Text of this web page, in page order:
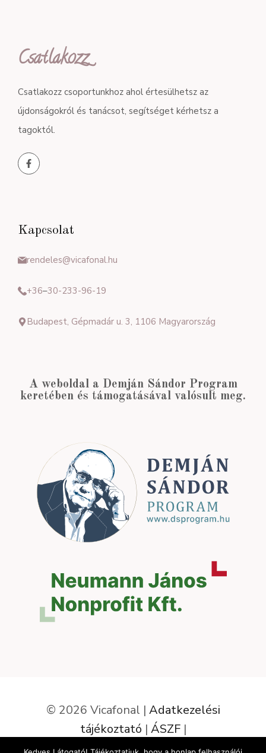
Csatlakozz
Csatlakozz csoportunkhoz ahol értesülhetsz az
újdonságokról és tanácsot, segítséget kérhetsz a
tagoktól.
Kapcsolat
rendeles@vicafonal.hu
+36–30-233-96-19
Budapest, Gépmadár u. 3, 1106 Magyarország
A weboldal a Demján Sándor Program
keretében és támogatásával valósult meg.
© 2026 Vicafonal | Adatkezelési
tájékoztató | ÁSZF|
Elállás a szerződéstől